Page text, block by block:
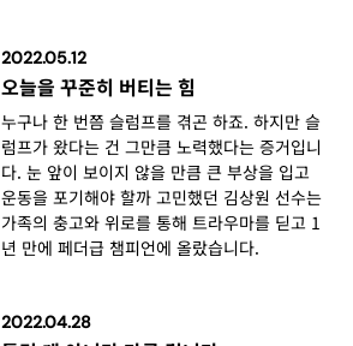
2022.05.12
오늘을 꾸준히 버티는 힘
누구나 한 번쯤 슬럼프를 겪곤 하죠. 하지만 슬
럼프가 왔다는 건 그만큼 노력했다는 증거입니
다. 눈 앞이 보이지 않을 만큼 큰 부상을 입고
운동을 포기해야 할까 고민했던 김상원 선수는
가족의 충고와 위로를 통해 트라우마를 딛고 1
년 만에 페더급 챔피언에 올랐습니다.
2022.04.28